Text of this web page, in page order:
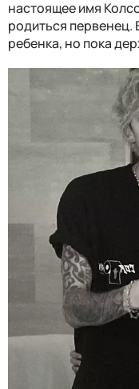
настоящее имя
родиться первенец.
ребенка, но пока